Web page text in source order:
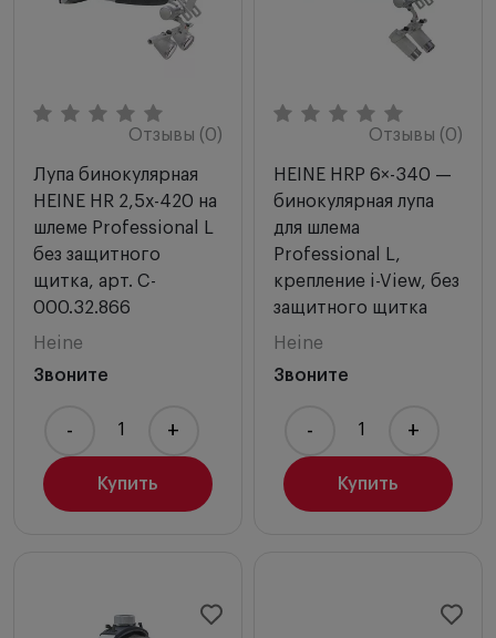
Отзывы (0)
Лупа бинокулярная
HEINE HR 2,5х-420 на
шлеме Professional L
без защитного
щитка, арт. C-
000.32.866
Heine
Звоните
Купить
- +
Отзывы (0)
HEINE HRP 6×-340 —
бинокулярная лупа
для шлема
Professional L,
крепление i-View, без
защитного щитка
Heine
Звоните
Купить
- +